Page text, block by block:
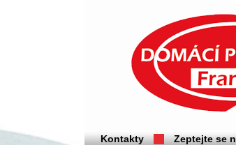
Kontakty Zeptejte se